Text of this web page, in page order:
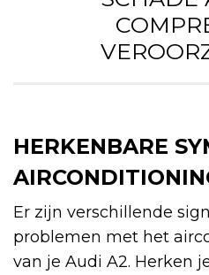
HERKENBARE
Er zijn verschillende
problemen met het
van je Audi A2. Herken